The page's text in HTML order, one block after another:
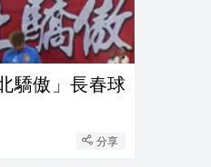
驕傲」長春球
分享